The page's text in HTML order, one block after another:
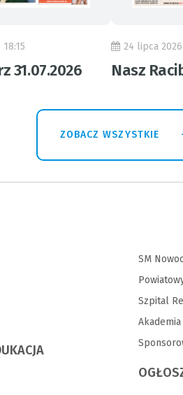
18:15
31.07.2026
24 lipca 2026
Nasz
ZOBACZ WSZYSTKIE
SM
Szpital